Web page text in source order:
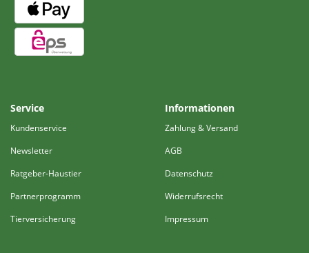
Service
Kundenservice
Newsletter
Ratgeber-Haustier
Partnerprogramm
Tierversicherung
Informationen
Zahlung & Versand
AGB
Datenschutz
Widerrufsrecht
Impressum